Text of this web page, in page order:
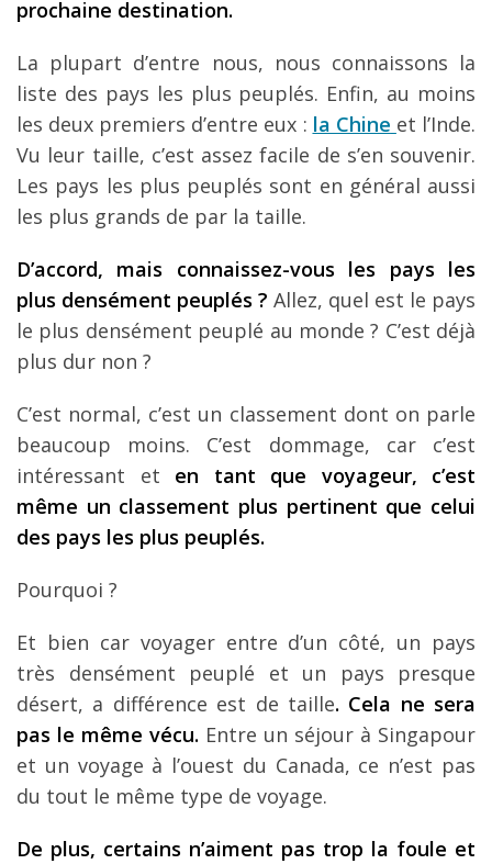
Podcast
Préparer son voyage
Destinations
LA LETTRE
Outils pour voyageur
Sites utiles
Réserver un vol !
Le logement en voyage
Assurance voyage !
voyage !
Louer une voiture !
Mes guides voyage
L’auteur
prochaine destination.
La plupart d’entre nous, nous connaissons la
liste des pays les plus peuplés. Enfin, au moins
les deux premiers d’entre eux : la Chine et l’Inde.
Vu leur taille, c’est assez facile de s’en souvenir.
Les pays les plus peuplés sont en général aussi
les plus grands de par la taille.
D’accord, mais connaissez-vous les pays les
plus densément peuplés ? Allez, quel est le pays
le plus densément peuplé au monde ? C’est déjà
plus dur non ?
C’est normal, c’est un classement dont on parle
beaucoup moins. C’est dommage, car c’est
intéressant et en tant que voyageur, c’est
même un classement plus pertinent que celui
des pays les plus peuplés.
Pourquoi ?
Et bien car voyager entre d’un côté, un pays
très densément peuplé et un pays presque
désert, a différence est de taille. Cela ne sera
pas le même vécu. Entre un séjour à Singapour
et un voyage à l’ouest du Canada, ce n’est pas
du tout le même type de voyage.
De plus, certains n’aiment pas trop la foule et